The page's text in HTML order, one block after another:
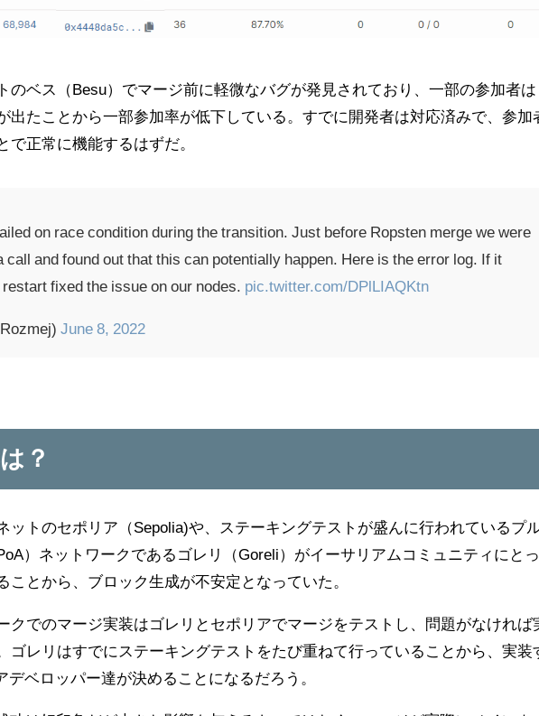
のベス（Besu）でマージ前に軽微なバグが発見されており、一部の参加者は
出たことから一部参加率が低下している。すでに開発者は対応済みで、参加
で正常に機能するはずだ。
on race condition during the transition. Just before Ropsten merge we were
call and found out that this can potentially happen. Here is the error log. If it
fixed the issue on our nodes. pic.twitter.com/DPlLIAQKtn
June 8, 2022
？
ットのセポリア（Sepolia)や、ステーキングテストが盛んに行われているプ
）ネットワークであるゴレリ（Goreli）がイーサリアムコミュニティにと
ことから、ブロック生成が不安定となっていた。
クでのマージ実装はゴレリとセポリアでマージをテストし、問題がなければ
ゴレリはすでにステーキングテストをたび重ねて行っていることから、実装
デベロッパー達が決めることになるだろう。